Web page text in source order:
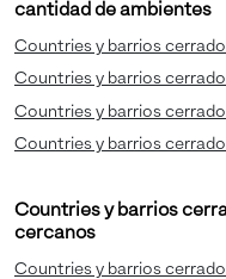
cantidad de ambientes
Countries y barrios
Countries y barrios
Countries y barrios
Countries y barrios
Countries y barrios
cercanos
Countries y barrios